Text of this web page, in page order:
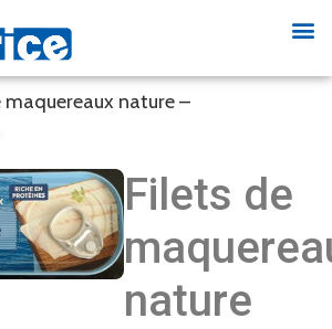
maquereaux nature –
Filets de
nature